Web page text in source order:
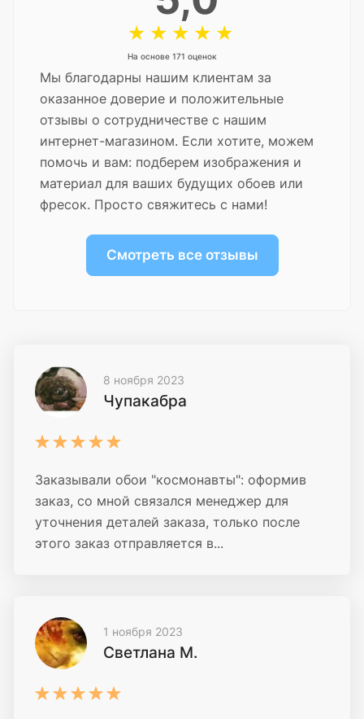
На основе 171 оценок
Мы благодарны нашим клиентам за
оказанное доверие и положительные
отзывы о сотрудничестве с нашим
интернет-магазином. Если хотите, можем
помочь и вам: подберем изображения и
материал для ваших будущих обоев или
фресок. Просто свяжитесь с нами!
Смотреть все отзывы
8 ноября 2023
Чупакабра
Заказывали обои "космонавты": оформив
заказ, со мной связался менеджер для
уточнения деталей заказа, только после
этого заказ отправляется в...
1 ноября 2023
Светлана М.